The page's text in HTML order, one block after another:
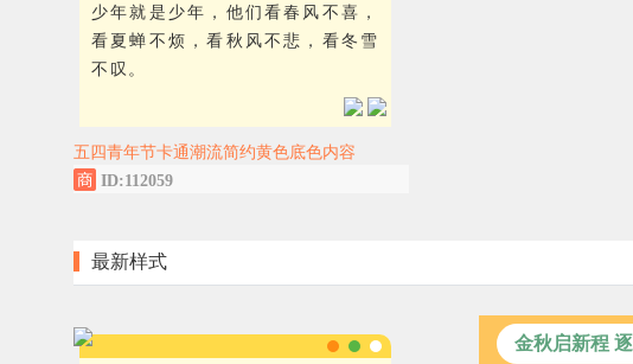
少年就是少年，他们看春风不喜，
看夏蝉不烦，看秋风不悲，看冬雪
不叹。
五四青年节卡通潮流简约黄色底色内容
ID:112059
最新样式
金秋启新程